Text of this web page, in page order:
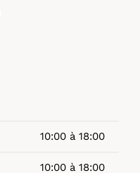
10:00 à 18:00
10:00 à 18:00